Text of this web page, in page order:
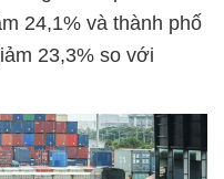
24,1% và thành phố
23,3% so với